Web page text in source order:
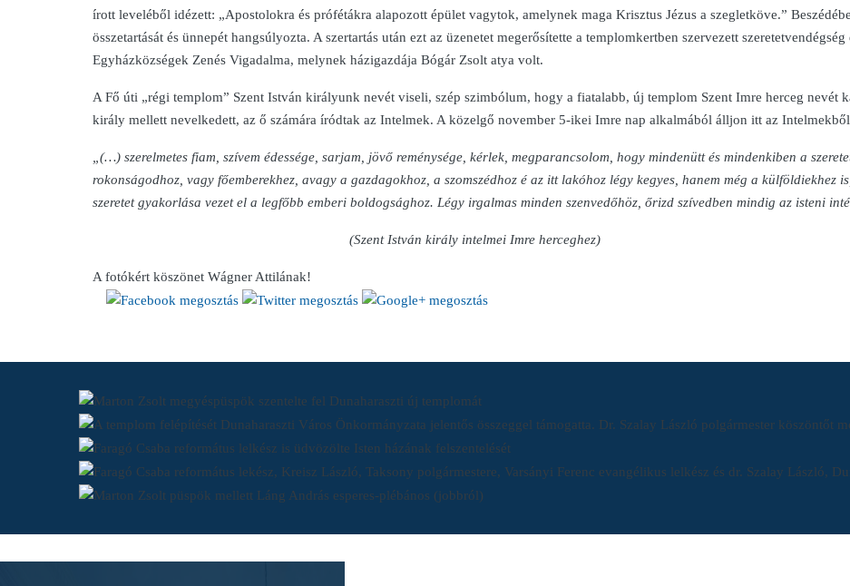
írott leveléből idézett: „Apostolokra és prófétákra alapozott épület vagytok, amelynek maga Krisztus Jézus a szegletköve.”
összetartását és ünnepét hangsúlyozta. A szertartás után ezt az üzenetet megerősítette a templomkertben szervezett
Egyházközségek Zenés Vigadalma, melynek házigazdája Bógár Zsolt atya volt.
A Fő úti „régi templom” Szent István királyunk nevét viseli, szép szimbólum, hogy a fiatalabb, új templom Szent Imre herceg nevét
király mellett nevelkedett, az ő számára íródtak az Intelmek. A közelgő november 5-ikei Imre nap alkalmából álljon itt az
„(…) szerelmetes fiam, szívem édessége, sarjam, jövő reménysége, kérlek, megparancsolom, hogy mindenütt és mindenkiben a
rokonságodhoz, vagy főemberekhez, avagy a gazdagokhoz, a szomszédhoz é az itt lakóhoz légy kegyes, hanem még a külföldiekhez
szeretet gyakorlása vezet el a legfőbb emberi boldogsághoz. Légy irgalmas minden szenvedőhöz, őrizd szívedben mindig az isteni
(Szent István király intelmei Imre herceghez)
A fotókért köszönet Wágner Attilának!